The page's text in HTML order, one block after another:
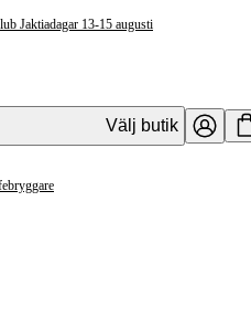
Jaktiadagar 13-15 augusti
Välj butik